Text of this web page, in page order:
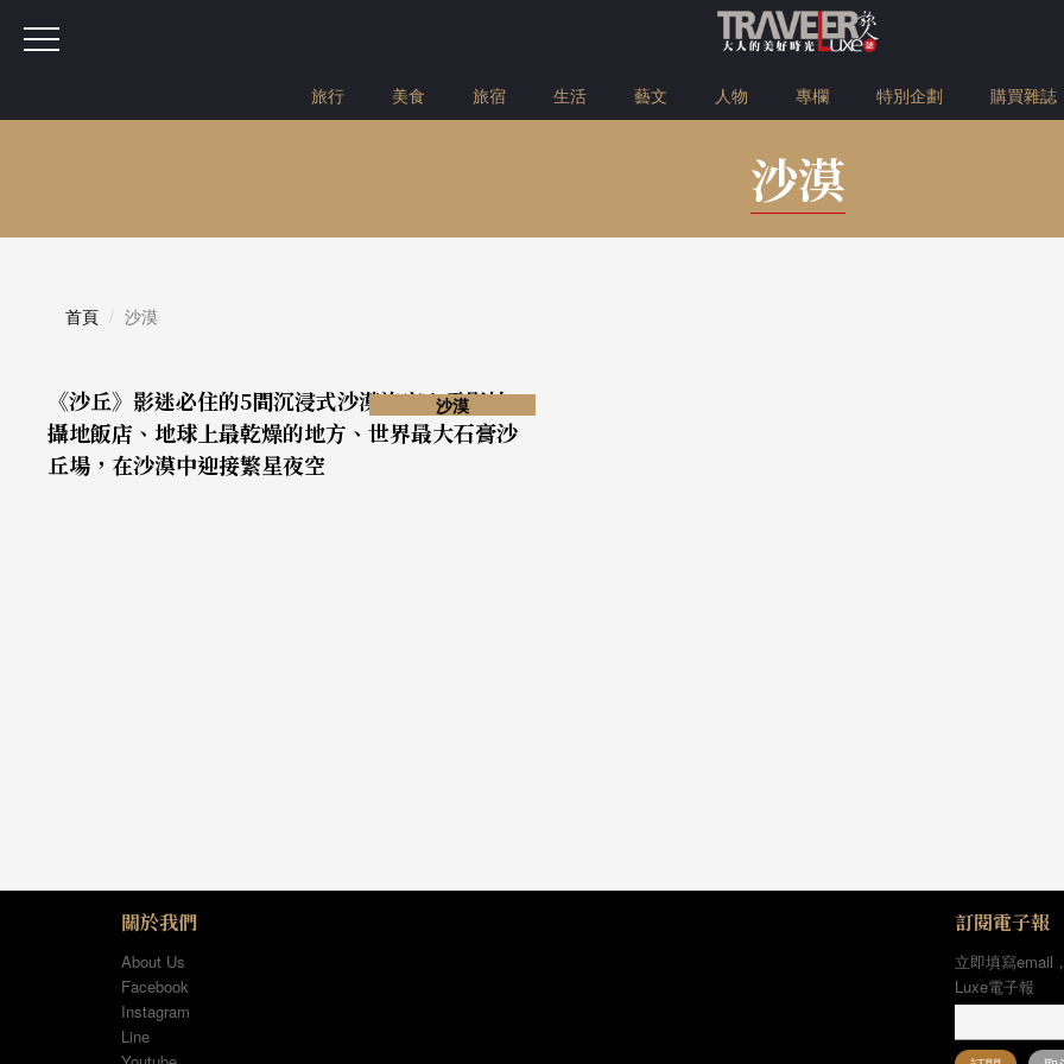
旅行 美食 旅宿 生活 藝文 人物 專欄 特別企劃 購買雜誌
沙漠
首頁 沙漠
《沙丘》影迷必住的5間沉浸式沙漠旅宿！電影拍
攝地飯店、地球上最乾燥的地方、世界最大石膏沙
丘場，在沙漠中迎接繁星夜空
沙漠
關於我們
About Us
Facebook
Instagram
Line
訂閱電子報
立即填寫email
Luxe電子報